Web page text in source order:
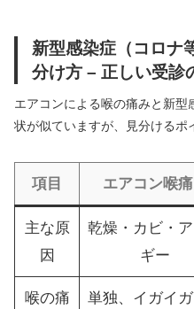
新型感染症（コロナ
分け方 – 正しい受診
エアコンによる喉の痛みと新
状が似ていますが、見分けるポ
項目 エアコン喉
主な原
因
乾燥・カビ・
ギー
喉の痛 単独、イガイ